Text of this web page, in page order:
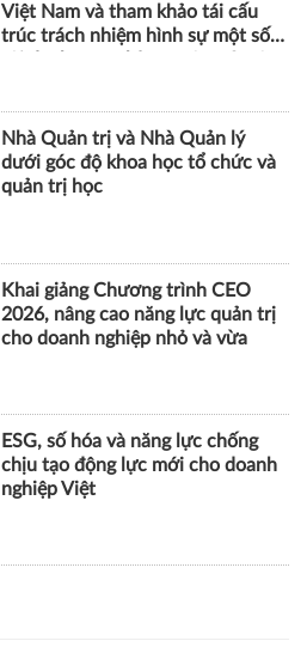
Việt Nam và tham khảo tái cấu
trúc trách nhiệm hình sự một số
Nhà Quản trị và Nhà Quản lý
dưới góc độ khoa học tổ chức và
quản trị học
Khai giảng Chương trình CEO
2026, nâng cao năng lực quản trị
cho doanh nghiệp nhỏ và vừa
ESG, số hóa và năng lực chống
chịu tạo động lực mới cho doanh
nghiệp Việt